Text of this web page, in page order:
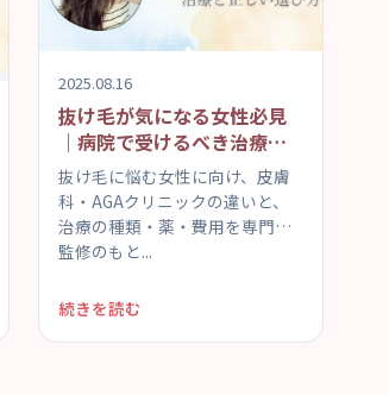
2025.08.16
抜け毛が気になる女性必見
｜病院で受けるべき治療と
正しい選び方
抜け毛に悩む女性に向け、皮膚
科・AGAクリニックの違いと、
治療の種類・薬・費用を専門医
監修のもと...
続きを読む